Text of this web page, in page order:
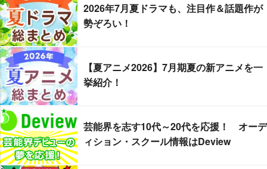
2026年7月夏ドラマも、注目作＆話題作が
勢ぞろい！
【夏アニメ2026】7月期夏の新アニメを一
挙紹介！
芸能界を志す10代～20代を応援！ オーデ
ィション・スクール情報はDeview